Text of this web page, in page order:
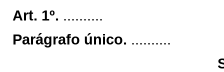
Art. 1º. ..........
Parágrafo único. ..........